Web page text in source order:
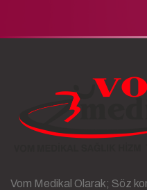
Vom Medikal Olarak; Söz